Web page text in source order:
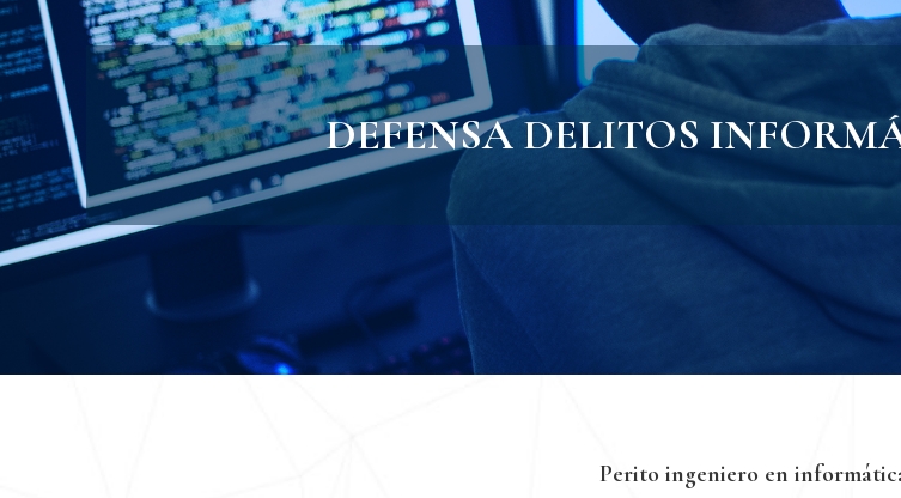
DEFENSA DELITOS
Perito ingeniero en